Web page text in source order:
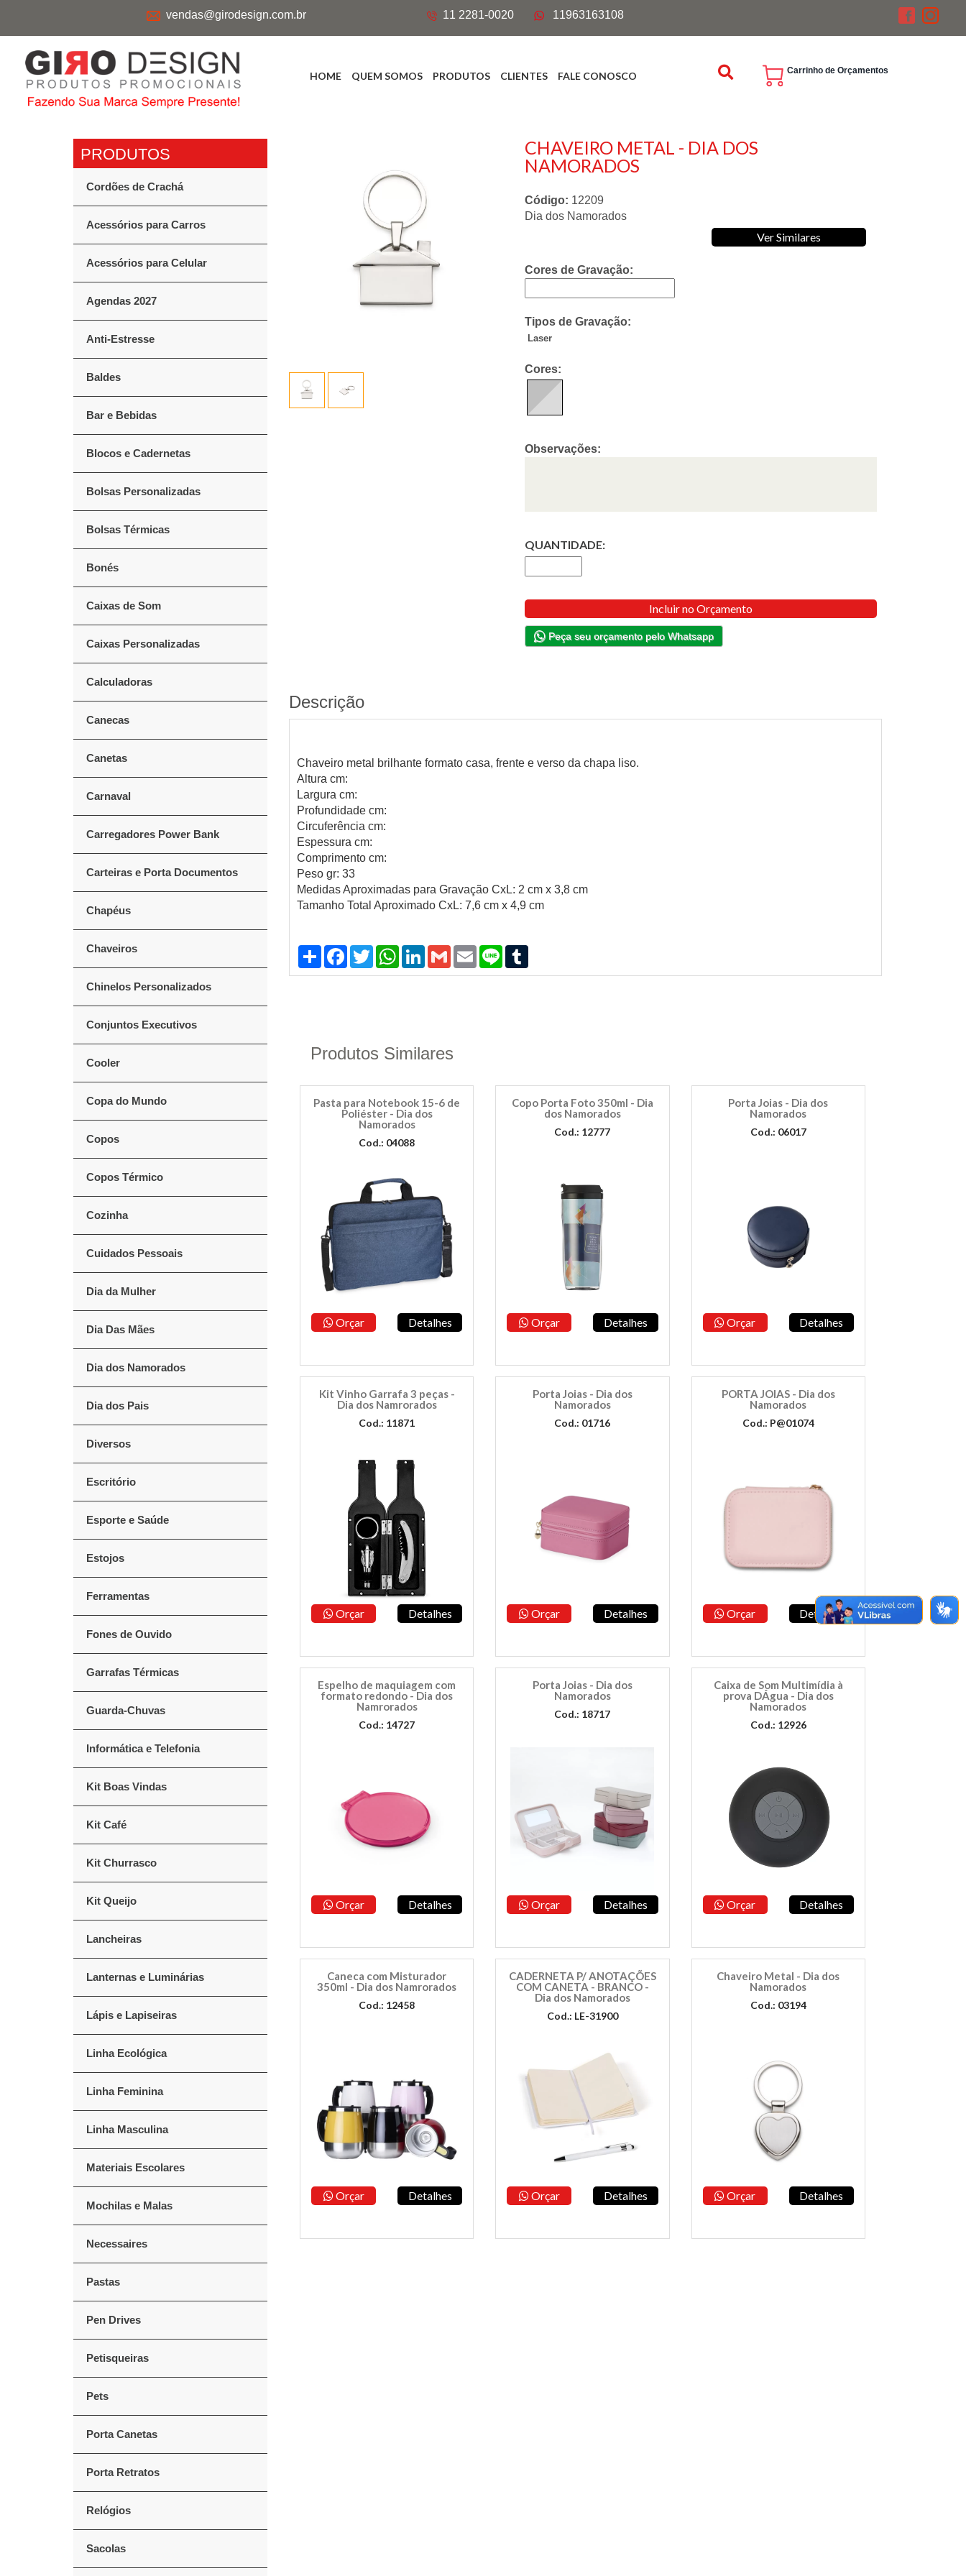
vendas@girodesign.com.br 11 2281-0020 11963163108
HOME QUEM SOMOS PRODUTOS CLIENTES FALE CONOSCO Carrinho de Orçamentos
Cordões de Crachá
Acessórios para Carros
Acessórios para Celular
Agendas 2027
Anti-Estresse
Baldes
Bar e Bebidas
Blocos e Cadernetas
Bolsas Personalizadas
Bolsas Térmicas
Bonés
Caixas de Som
Caixas Personalizadas
Calculadoras
Canecas
Canetas
Carnaval
Carregadores Power Bank
Carteiras e Porta Documentos
Chapéus
Chaveiros
Chinelos Personalizados
Conjuntos Executivos
Cooler
Copa do Mundo
Copos
Copos Térmico
Cozinha
Cuidados Pessoais
Dia da Mulher
Dia Das Mães
Dia dos Namorados
Dia dos Pais
Diversos
Escritório
Esporte e Saúde
Estojos
Ferramentas
Fones de Ouvido
Garrafas Térmicas
Guarda-Chuvas
Informática e Telefonia
Kit Boas Vindas
Kit Café
Kit Churrasco
Kit Queijo
Lancheiras
Lanternas e Luminárias
Lápis e Lapiseiras
Linha Ecológica
Linha Feminina
Linha Masculina
Materiais Escolares
Mochilas e Malas
Necessaires
Pastas
Pen Drives
Petisqueiras
Pets
Porta Canetas
Porta Retratos
Relógios
Sacolas
CHAVEIRO METAL - DIA DOS
NAMORADOS
Código: 12209
Dia dos Namorados
Ver Similares
Cores de Gravação:
Tipos de Gravação:
Laser
Cores:
Observações:
QUANTIDADE:
Incluir no Orçamento
Peça seu orçamento pelo Whatsapp
Descrição
Chaveiro metal brilhante formato casa, frente e verso da chapa liso.
Altura cm:
Largura cm:
Profundidade cm:
Circuferência cm:
Espessura cm:
Comprimento cm:
Peso gr: 33
Medidas Aproximadas para Gravação CxL: 2 cm x 3,8 cm
Tamanho Total Aproximado CxL: 7,6 cm x 4,9 cm
Compartilhar
Facebook
TwitterWhatsApp
LinkedIn
GmailEmailLine
Produtos Similares
Pasta para Notebook 15-6 de
Poliéster - Dia dos
Namorados
Cod.: 04088
Orçar Detalhes
Copo Porta Foto 350ml - Dia
dos Namorados
Cod.: 12777
Orçar Detalhes
Porta Joias - Dia dos
Namorados
Cod.: 06017
Orçar Detalhes
Kit Vinho Garrafa 3 peças -
Dia dos Namrorados
Cod.: 11871
Orçar Detalhes
Porta Joias - Dia dos
Namorados
Cod.: 01716
Orçar Detalhes
PORTA JOIAS - Dia dos
Namorados
Cod.: P@01074
Orçar Detalhes
Espelho de maquiagem com
formato redondo - Dia dos
Namrorados
Cod.: 14727
Orçar Detalhes
Porta Joias - Dia dos
Namorados
Cod.: 18717
Orçar Detalhes
Caixa de Som Multimídia à
prova DÁgua - Dia dos
Namorados
Cod.: 12926
Orçar Detalhes
Caneca com Misturador
350ml - Dia dos Namrorados
Cod.: 12458
Orçar Detalhes
CADERNETA P/ ANOTAÇÕES
COM CANETA - BRANCO -
Dia dos Namorados
Cod.: LE-31900
Orçar Detalhes
Chaveiro Metal - Dia dos
Namorados
Cod.: 03194
Orçar Detalhes